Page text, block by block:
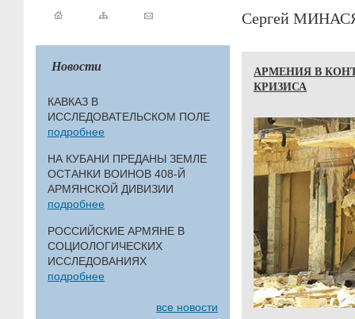
Новости
КАВКАЗ В
ИССЛЕДОВАТЕЛЬСКОМ ПОЛЕ
подробнее
НА КУБАНИ ПРЕДАНЫ ЗЕМЛЕ
ОСТАНКИ ВОИНОВ 408-Й
АРМЯНСКОЙ ДИВИЗИИ
подробнее
РОССИЙСКИЕ АРМЯНЕ В
СОЦИОЛОГИЧЕСКИХ
ИССЛЕДОВАНИЯХ
подробнее
все новости
Сергей
АРМЕНИЯ В
КРИЗИСА